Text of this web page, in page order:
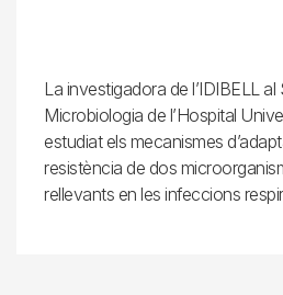
La investigadora de l’IDIBELL al
Microbiologia de l’Hospital
estudiat els mecanismes
resistència de dos
rellevants en les infeccions